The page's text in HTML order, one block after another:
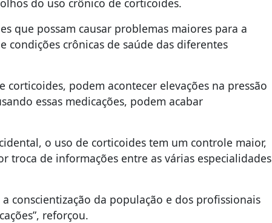
que possam causar problemas maiores para a
condições crônicas de saúde das diferentes
podem acontecer elevações na pressão
essas medicações, podem acabar
o uso de corticoides tem um controle maior,
troca de informações entre as várias especialidades
conscientização da população e dos profissionais
reforçou.